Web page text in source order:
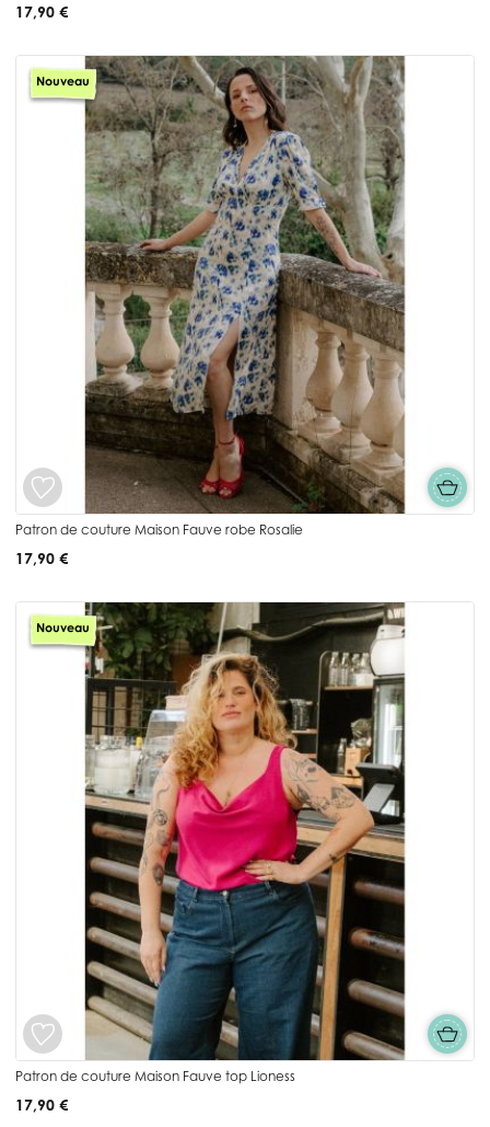
17,90 €
Nouveau
Patron de couture Maison Fauve robe Rosalie
17,90 €
Nouveau
Patron de couture Maison Fauve top Lioness
17,90 €